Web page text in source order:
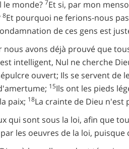
le monde? 7Et si, par mon
8Et pourquoi ne ferions-nous
de ces gens est
avons déjà prouvé que
intelligent, Nul ne cherche
ouvert; Ils se servent
15Ils ont les pieds
paix; 18La crainte de Dieu n'est
qui sont sous la loi, afin que
les oeuvres de la loi,